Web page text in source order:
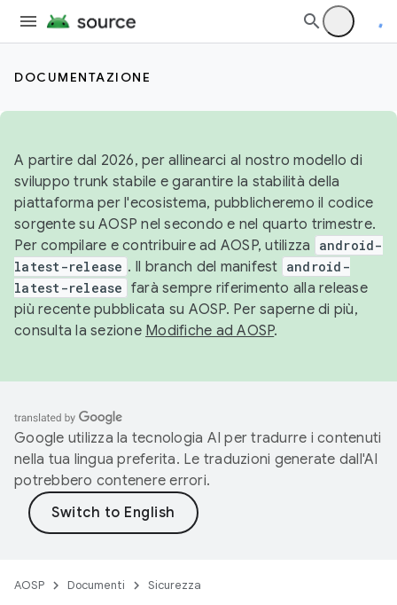
DOCUMENTAZIONE
A partire dal 2026, per allinearci al nostro modello di
sviluppo trunk stabile e garantire la stabilità della
piattaforma per l'ecosistema, pubblicheremo il codice
sorgente su AOSP nel secondo e nel quarto trimestre.
Per compilare e contribuire ad AOSP, utilizza
android-
latest-release . Il branch del manifest android-
latest-release farà sempre riferimento alla release
più recente pubblicata su AOSP. Per saperne di più,
consulta la sezione Modifiche ad AOSP.
Google utilizza la tecnologia AI per tradurre i contenuti
nella tua lingua preferita. Le traduzioni generate dall'AI
potrebbero contenere errori.
AOSP Documenti Sicurezza